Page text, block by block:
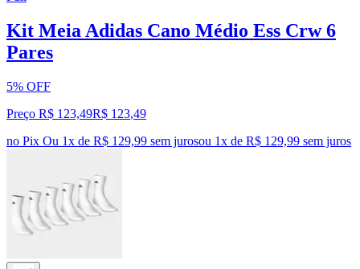
Kit Meia Adidas Cano Médio Ess Crw 6
Pares
5% OFF
Preço R$ 123,49R$ 123,49
no Pix Ou 1x de R$ 129,99 sem jurosou 1x de R$ 129,99 sem juros